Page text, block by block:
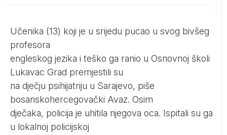
Učenika (13) koji je u srijedu pucao u svog bivšeg
profesora
engleskog jezika i teško ga ranio u Osnovnoj školi
Lukavac Grad premjestili su
na dječju psihijatriju u Sarajevo, piše
bosanskohercegovački Avaz. Osim
dječaka, policija je uhitila njegova oca. Ispitali su ga
u lokalnoj policijskoj